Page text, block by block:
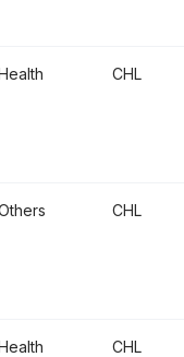
CHL
CHL
CHL